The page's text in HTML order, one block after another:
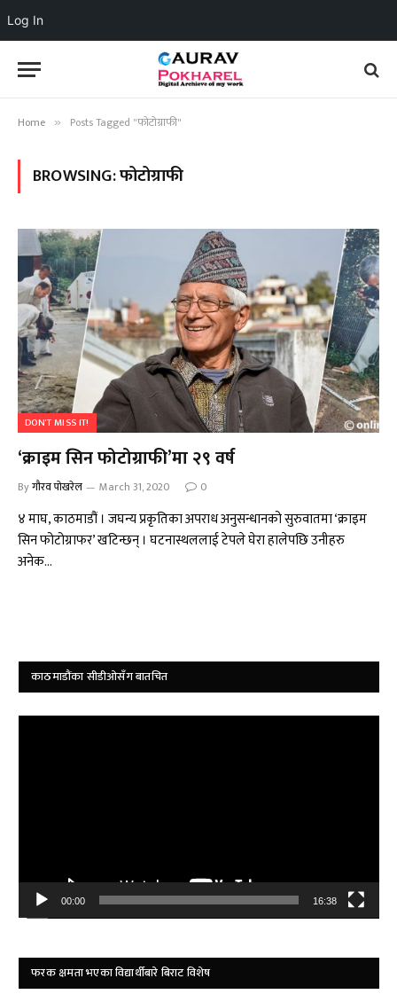
Log In
Home » Posts Tagged "फोटोग्राफी"
BROWSING:फोटोग्राफी
DON'T MISS IT!
‘क्राइम सिन फोटोग्राफी’मा २९ वर्ष
Byगौरव पोखरेल March 31, 2020 0
४ माघ, काठमाडौं । जघन्य प्रकृतिका अपराध अनुसन्धानको सुरुवातमा ‘क्राइम
सिन फोटोग्राफर’ खटिन्छन् । घटनास्थललाई टेपले घेरा हालेपछि उनीहरु
अनेक…
काठमाडौंका सीडीओसँग बातचित
00:00 16:38
फरक क्षमता भएका विद्यार्थीबारे बिराट विशेष